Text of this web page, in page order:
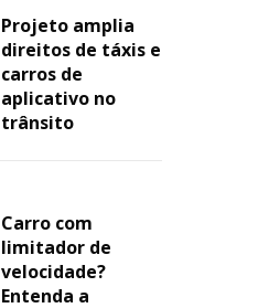
Projeto amplia
direitos de táxis e
carros de
aplicativo no
trânsito
Carro com
limitador de
velocidade?
Entenda a